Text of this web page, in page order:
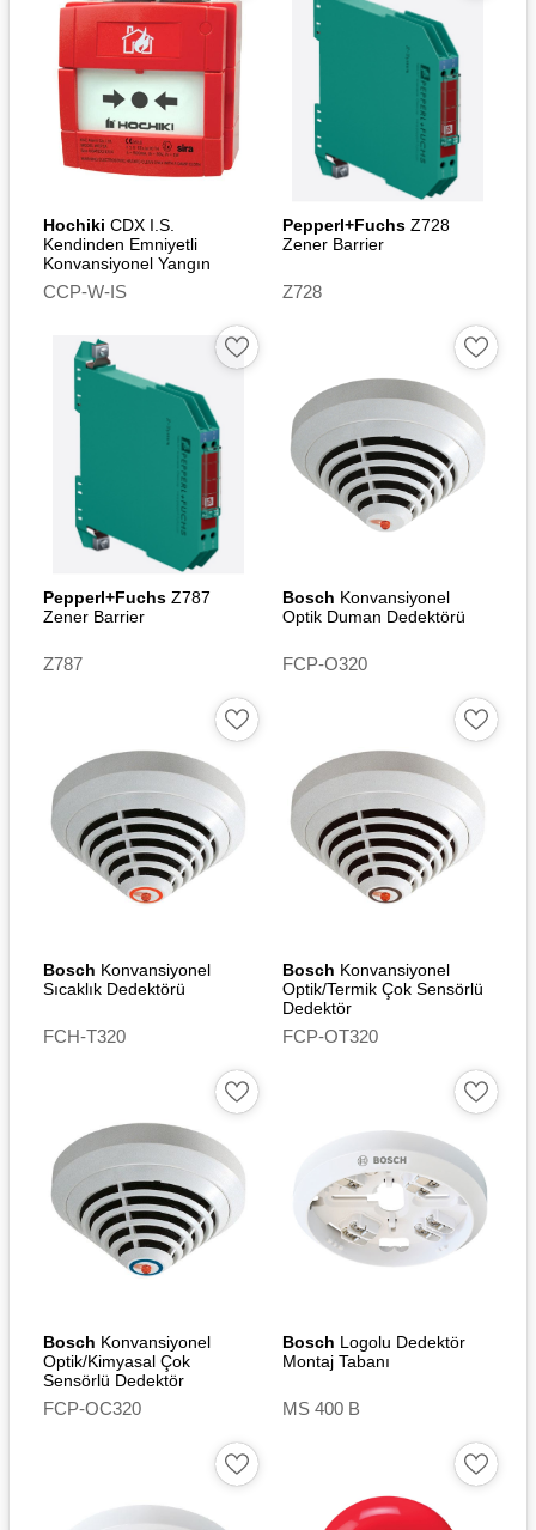
Hochiki CDX I.S.
Kendinden Emniyetli
Konvansiyonel Yangın
İhbar Butonu -
Weatherproof
CCP-W-IS
Pepperl+Fuchs Z728
Zener Barrier
Z728
Pepperl+Fuchs Z787
Zener Barrier
Z787
Bosch Konvansiyonel
Optik Duman Dedektörü
FCP-O320
Bosch Konvansiyonel
Sıcaklık Dedektörü
FCH-T320
Bosch Konvansiyonel
Optik/Termik Çok Sensörlü
Dedektör
FCP-OT320
Bosch Konvansiyonel
Optik/Kimyasal Çok
Sensörlü Dedektör
FCP-OC320
Bosch Logolu Dedektör
Montaj Tabanı
MS 400 B